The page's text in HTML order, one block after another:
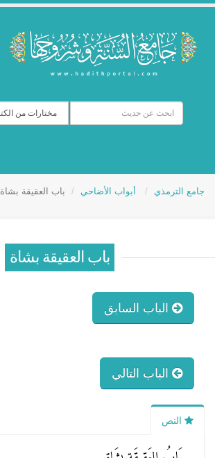
جامع الترمذي أبواب الأضاحي باب العقيقة بشاة
باب العقيقة بشاة
الباب السابق
الباب التالي
النص